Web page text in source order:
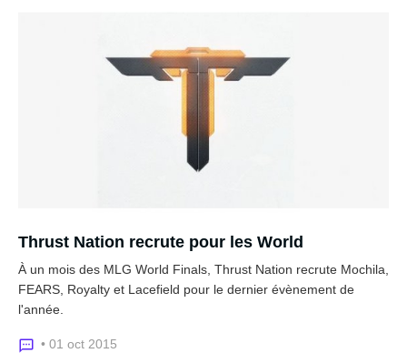
Thrust Nation recrute pour les World
À un mois des MLG World Finals, Thrust Nation recrute Mochila,
FEARS, Royalty et Lacefield pour le dernier évènement de
l'année.
• 01 oct 2015